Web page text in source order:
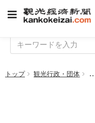
トップ 観光行政・団体